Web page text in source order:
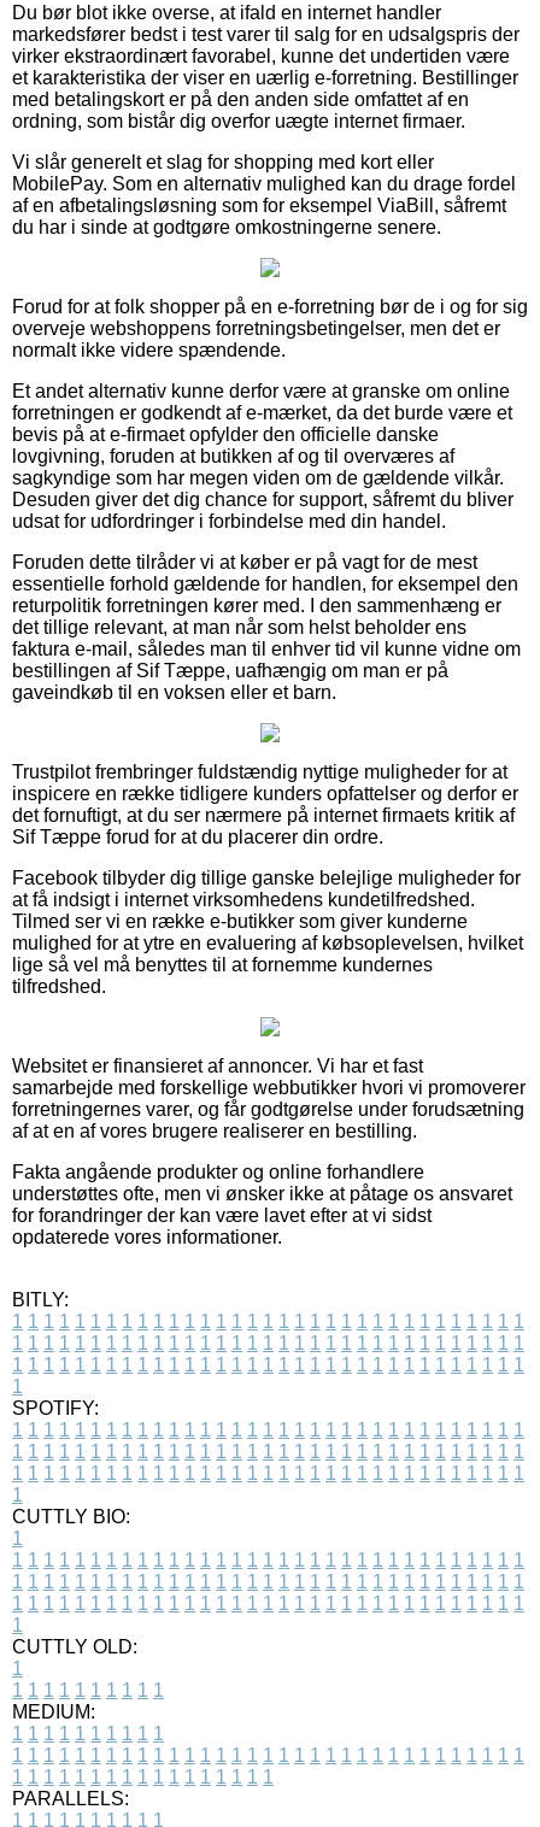
Du bør blot ikke overse, at ifald en internet handler
markedsfører bedst i test varer til salg for en udsalgspris der
virker ekstraordinært favorabel, kunne det undertiden være
et karakteristika der viser en uærlig e-forretning. Bestillinger
med betalingskort er på den anden side omfattet af en
ordning, som bistår dig overfor uægte internet firmaer.
Vi slår generelt et slag for shopping med kort eller
MobilePay. Som en alternativ mulighed kan du drage fordel
af en afbetalingsløsning som for eksempel ViaBill, såfremt
du har i sinde at godtgøre omkostningerne senere.
Forud for at folk shopper på en e-forretning bør de i og for sig
overveje webshoppens forretningsbetingelser, men det er
normalt ikke videre spændende.
Et andet alternativ kunne derfor være at granske om online
forretningen er godkendt af e-mærket, da det burde være et
bevis på at e-firmaet opfylder den officielle danske
lovgivning, foruden at butikken af og til overværes af
sagkyndige som har megen viden om de gældende vilkår.
Desuden giver det dig chance for support, såfremt du bliver
udsat for udfordringer i forbindelse med din handel.
Foruden dette tilråder vi at køber er på vagt for de mest
essentielle forhold gældende for handlen, for eksempel den
returpolitik forretningen kører med. I den sammenhæng er
det tillige relevant, at man når som helst beholder ens
faktura e-mail, således man til enhver tid vil kunne vidne om
bestillingen af Sif Tæppe, uafhængig om man er på
gaveindkøb til en voksen eller et barn.
Trustpilot frembringer fuldstændig nyttige muligheder for at
inspicere en række tidligere kunders opfattelser og derfor er
det fornuftigt, at du ser nærmere på internet firmaets kritik af
Sif Tæppe forud for at du placerer din ordre.
Facebook tilbyder dig tillige ganske belejlige muligheder for
at få indsigt i internet virksomhedens kundetilfredshed.
Tilmed ser vi en række e-butikker som giver kunderne
mulighed for at ytre en evaluering af købsoplevelsen, hvilket
lige så vel må benyttes til at fornemme kundernes
tilfredshed.
Websitet er finansieret af annoncer. Vi har et fast
samarbejde med forskellige webbutikker hvori vi promoverer
forretningernes varer, og får godtgørelse under forudsætning
af at en af vores brugere realiserer en bestilling.
Fakta angående produkter og online forhandlere
understøttes ofte, men vi ønsker ikke at påtage os ansvaret
for forandringer der kan være lavet efter at vi sidst
opdaterede vores informationer.
BITLY:
1 1 1 1 1 1 1 1 1 1 1 1 1 1 1 1 1 1 1 1 1 1 1 1 1 1 1 1 1 1 1 1 1
1 1 1 1 1 1 1 1 1 1 1 1 1 1 1 1 1 1 1 1 1 1 1 1 1 1 1 1 1 1 1 1 1
1 1 1 1 1 1 1 1 1 1 1 1 1 1 1 1 1 1 1 1 1 1 1 1 1 1 1 1 1 1 1 1 1
1
SPOTIFY:
1 1 1 1 1 1 1 1 1 1 1 1 1 1 1 1 1 1 1 1 1 1 1 1 1 1 1 1 1 1 1 1 1
1 1 1 1 1 1 1 1 1 1 1 1 1 1 1 1 1 1 1 1 1 1 1 1 1 1 1 1 1 1 1 1 1
1 1 1 1 1 1 1 1 1 1 1 1 1 1 1 1 1 1 1 1 1 1 1 1 1 1 1 1 1 1 1 1 1
1
CUTTLY BIO:
1
1 1 1 1 1 1 1 1 1 1 1 1 1 1 1 1 1 1 1 1 1 1 1 1 1 1 1 1 1 1 1 1 1
1 1 1 1 1 1 1 1 1 1 1 1 1 1 1 1 1 1 1 1 1 1 1 1 1 1 1 1 1 1 1 1 1
1 1 1 1 1 1 1 1 1 1 1 1 1 1 1 1 1 1 1 1 1 1 1 1 1 1 1 1 1 1 1 1 1
1
CUTTLY OLD:
1
1 1 1 1 1 1 1 1 1 1
MEDIUM:
1 1 1 1 1 1 1 1 1 1
1 1 1 1 1 1 1 1 1 1 1 1 1 1 1 1 1 1 1 1 1 1 1 1 1 1 1 1 1 1 1 1 1
1 1 1 1 1 1 1 1 1 1 1 1 1 1 1 1 1
PARALLELS:
1 1 1 1 1 1 1 1 1 1